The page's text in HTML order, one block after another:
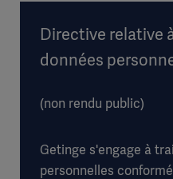
Directive relative
données
(non rendu public)
Getinge s'engage à
personnelles